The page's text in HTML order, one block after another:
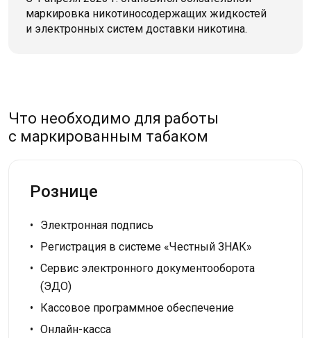
маркировка никотиносодержащих жидкостей
и электронных систем доставки никотина.
Что необходимо для работы
с маркированным табаком
Рознице
Электронная подпись
Регистрация в системе «Честный ЗНАК»
Сервис электронного документооборота
(ЭДО)
Кассовое программное обеспечение
Онлайн-касса